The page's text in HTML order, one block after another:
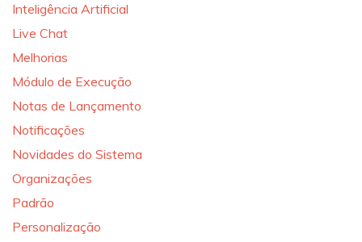
Inteligência Artificial
Live Chat
Melhorias
Módulo de Execução
Notas de Lançamento
Notificações
Novidades do Sistema
Organizações
Padrão
Personalização